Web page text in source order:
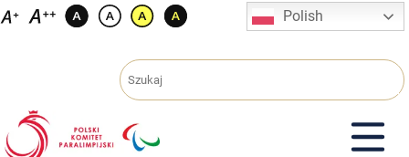
Przejdź
Polish